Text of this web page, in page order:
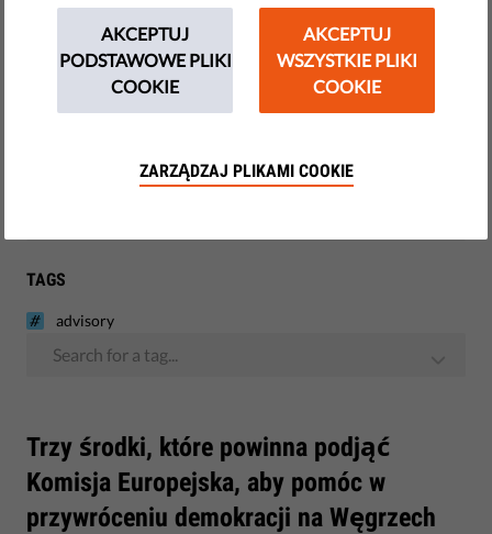
THEMES
Nowe technologie i prawa człowieka
TAGS
advisory
Search for a tag...
​Trzy środki, które powinna podjąć
Komisja Europejska, aby pomóc w
przywróceniu demokracji na Węgrzech
AKCEPTUJ
PODSTAWOWE PLIKI
COOKIE
AKCEPTUJ
WSZYSTKIE PLIKI
COOKIE
ZARZĄDZAJ PLIKAMI COOKIE